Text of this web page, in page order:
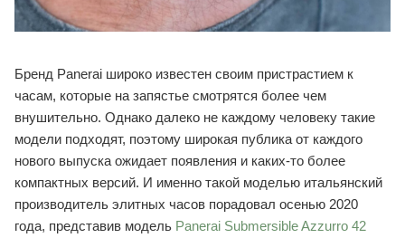
Бренд Panerai широко известен своим пристрастием к
часам, которые на запястье смотрятся более чем
внушительно. Однако далеко не каждому человеку такие
модели подходят, поэтому широкая публика от каждого
нового выпуска ожидает появления и каких-то более
компактных версий. И именно такой моделью итальянский
производитель элитных часов порадовал осенью 2020
года, представив модель Panerai Submersible Azzurro 42